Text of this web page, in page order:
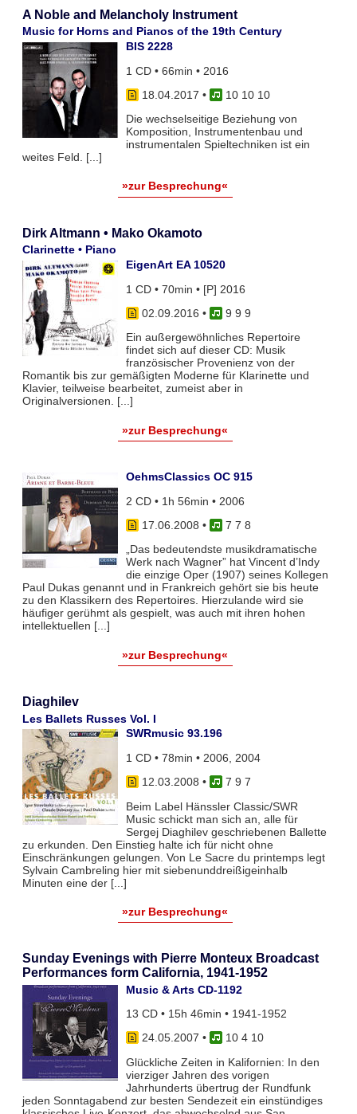
A Noble and Melancholy Instrument
Music for Horns and Pianos of the 19th Century
BIS 2228
1 CD • 66min • 2016
18.04.2017 •
10 10 10
Die wechselseitige Beziehung von
Komposition, Instrumentenbau und
instrumentalen Spieltechniken ist ein
weites Feld. [...]
»zur Besprechung«
Dirk Altmann • Mako Okamoto
Clarinette • Piano
EigenArt EA 10520
1 CD • 70min • [P] 2016
02.09.2016 •
9 9 9
Ein außergewöhnliches Repertoire
findet sich auf dieser CD: Musik
französischer Provenienz von der
Romantik bis zur gemäßigten Moderne für Klarinette und
Klavier, teilweise bearbeitet, zumeist aber in
Originalversionen. [...]
»zur Besprechung«
OehmsClassics OC 915
2 CD • 1h 56min • 2006
17.06.2008 •
7 7 8
„Das bedeutendste musikdramatische
Werk nach Wagner” hat Vincent d’Indy
die einzige Oper (1907) seines Kollegen
Paul Dukas genannt und in Frankreich gehört sie bis heute
zu den Klassikern des Repertoires. Hierzulande wird sie
häufiger gerühmt als gespielt, was auch mit ihren hohen
intellektuellen [...]
»zur Besprechung«
Diaghilev
Les Ballets Russes Vol. I
SWRmusic 93.196
1 CD • 78min • 2006, 2004
12.03.2008 •
7 9 7
Beim Label Hänssler Classic/SWR
Music schickt man sich an, alle für
Sergej Diaghilev geschriebenen Ballette
zu erkunden. Den Einstieg halte ich für nicht ohne
Einschränkungen gelungen. Von Le Sacre du printemps legt
Sylvain Cambreling hier mit siebenunddreißigeinhalb
Minuten eine der [...]
»zur Besprechung«
Sunday Evenings with Pierre Monteux Broadcast
Performances form California, 1941-1952
Music & Arts CD-1192
13 CD • 15h 46min • 1941-1952
24.05.2007 •
10 4 10
Glückliche Zeiten in Kalifornien: In den
vierziger Jahren des vorigen
Jahrhunderts übertrug der Rundfunk
jeden Sonntagabend zur besten Sendezeit ein einstündiges